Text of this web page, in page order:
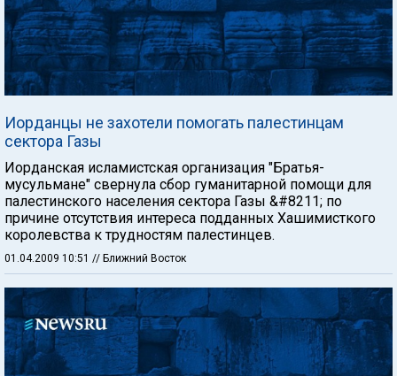
Иорданцы не захотели помогать палестинцам
сектора Газы
Иорданская исламистская организация "Братья-
мусульмане" свернула сбор гуманитарной помощи для
палестинского населения сектора Газы &#8211; по
причине отсутствия интереса подданных Хашимисткого
королевства к трудностям палестинцев.
01.04.2009 10:51 // Ближний Восток